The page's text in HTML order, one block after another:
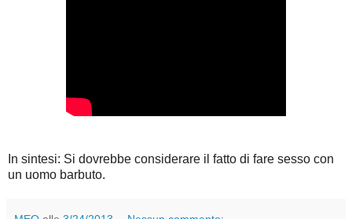
In sintesi: Si dovrebbe considerare il fatto di fare sesso con
un uomo barbuto.